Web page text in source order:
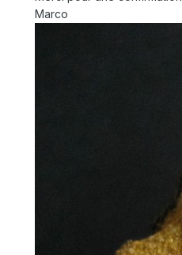
Marco